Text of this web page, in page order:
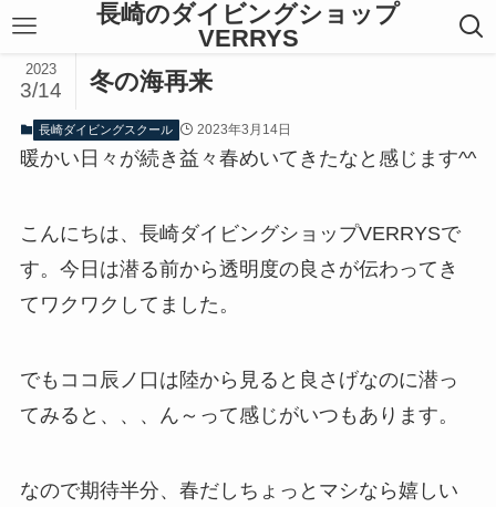
長崎のダイビングショップ
VERRYS
冬の海再来
2023
3/14
長崎ダイビングスクール 2023年3月14日
暖かい日々が続き益々春めいてきたなと感じます^^
こんにちは、長崎ダイビングショップVERRYSで
す。今日は潜る前から透明度の良さが伝わってき
てワクワクしてました。
でもココ辰ノ口は陸から見ると良さげなのに潜っ
てみると、、、ん～って感じがいつもあります。
なので期待半分、春だしちょっとマシなら嬉しい